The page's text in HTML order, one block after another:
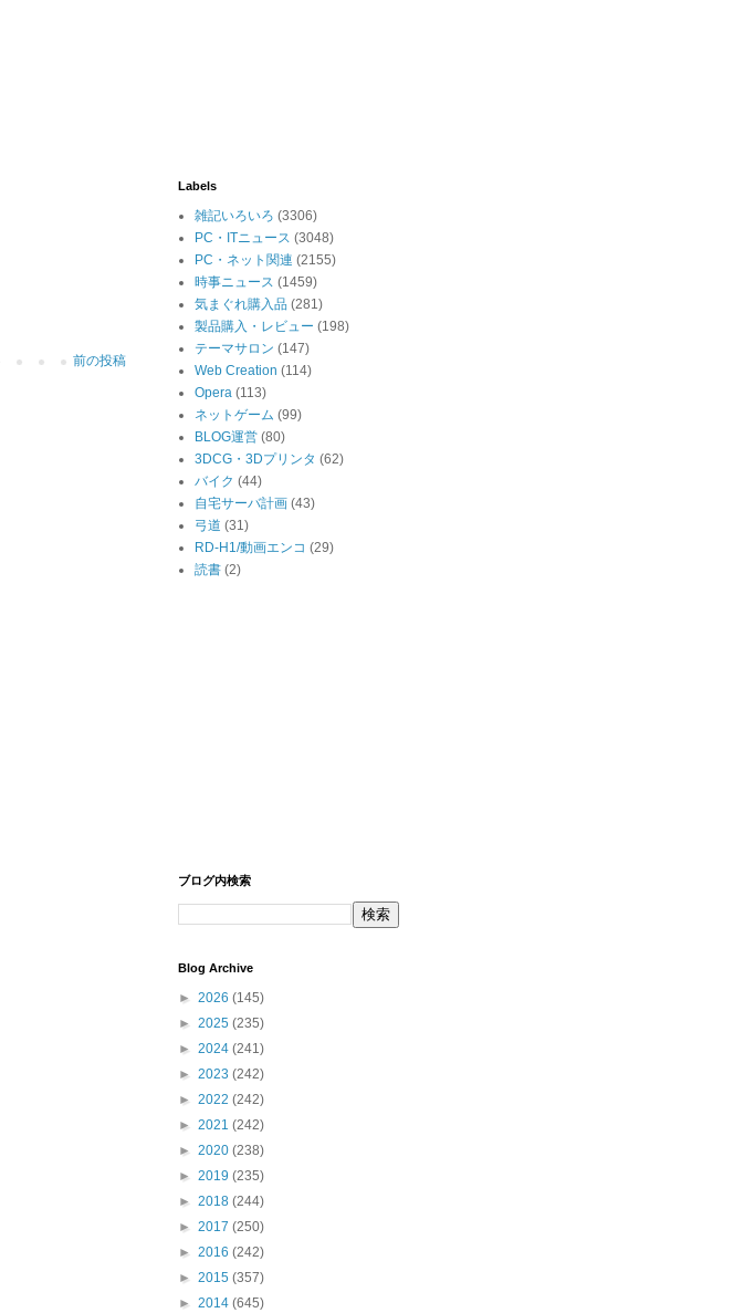
前の投稿
Labels
雑記いろいろ (3306)
PC・ITニュース (3048)
PC・ネット関連 (2155)
時事ニュース (1459)
気まぐれ購入品 (281)
製品購入・レビュー (198)
テーマサロン (147)
Web Creation (114)
Opera (113)
ネットゲーム (99)
BLOG運営 (80)
3DCG・3Dプリンタ (62)
バイク (44)
自宅サーバ計画 (43)
弓道 (31)
RD-H1/動画エンコ (29)
読書 (2)
ブログ内検索
Blog Archive
► 2026 (145)
► 2025 (235)
► 2024 (241)
► 2023 (242)
► 2022 (242)
► 2021 (242)
► 2020 (238)
► 2019 (235)
► 2018 (244)
► 2017 (250)
► 2016 (242)
► 2015 (357)
► 2014 (645)